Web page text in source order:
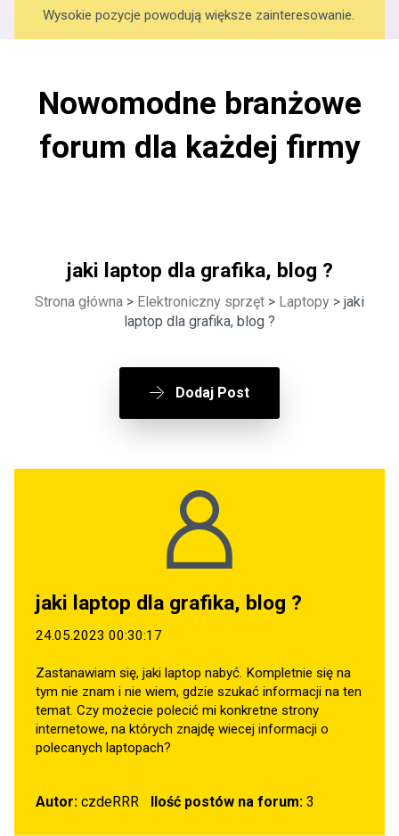
Wysokie pozycje powodują większe zainteresowanie.
Nowomodne branżowe
forum dla każdej firmy
jaki laptop dla grafika, blog ?
Strona główna > Elektroniczny sprzęt > Laptopy > jaki
laptop dla grafika, blog ?
Dodaj Post
jaki laptop dla grafika, blog ?
24.05.2023 00:30:17
Zastanawiam się, jaki laptop nabyć. Kompletnie się na
tym nie znam i nie wiem, gdzie szukać informacji na ten
temat. Czy możecie polecić mi konkretne strony
internetowe, na których znajdę wiecej informacji o
polecanych laptopach?
Autor: czdeRRR Ilość postów na forum:3